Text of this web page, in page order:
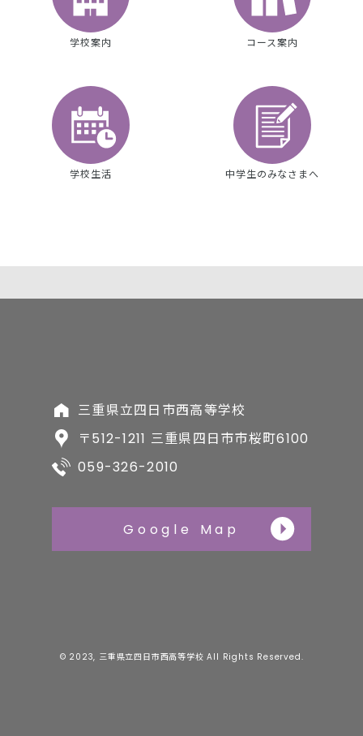
学校案内 コース案内
学校生活 中学生のみなさまへ
三重県立四日市西高等学校
〒512-1211 三重県四日市市桜町6100
059-326-2010
Google Map
© 2023, 三重県立四日市西高等学校 All Rights Reserved.